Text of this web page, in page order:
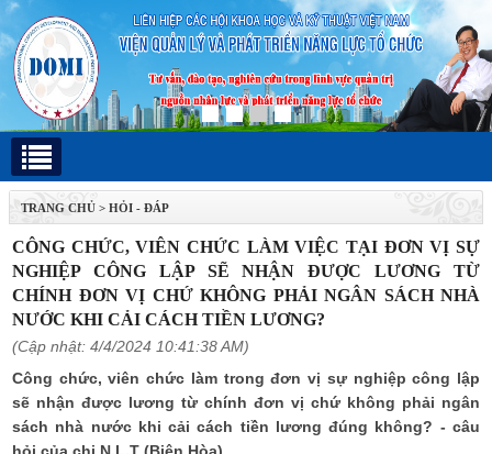
TRANG CHỦ > HỎI - ĐÁP
CÔNG CHỨC, VIÊN CHỨC LÀM VIỆC TẠI ĐƠN VỊ SỰ
NGHIỆP CÔNG LẬP SẼ NHẬN ĐƯỢC LƯƠNG TỪ
CHÍNH ĐƠN VỊ CHỨ KHÔNG PHẢI NGÂN SÁCH NHÀ
NƯỚC KHI CẢI CÁCH TIỀN LƯƠNG?
(Cập nhật: 4/4/2024 10:41:38 AM)
Công chức, viên chức làm trong đơn vị sự nghiệp công lập
sẽ nhận được lương từ chính đơn vị chứ không phải ngân
sách nhà nước khi cải cách tiền lương đúng không? - câu